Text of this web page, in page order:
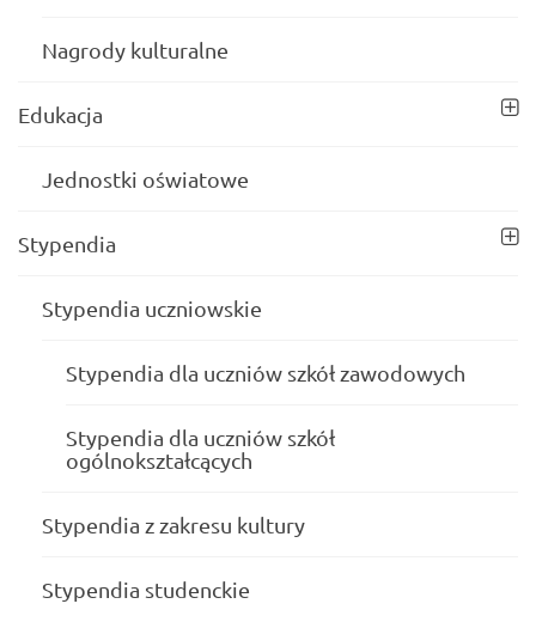
Nagrody kulturalne
Edukacja
Jednostki oświatowe
Stypendia
Stypendia uczniowskie
Stypendia dla uczniów szkół zawodowych
Stypendia dla uczniów szkół
ogólnokształcących
Stypendia z zakresu kultury
Stypendia studenckie